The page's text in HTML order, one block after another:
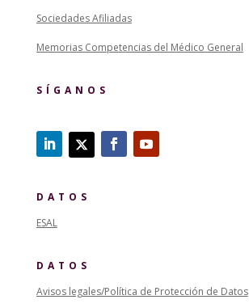
Sociedades Afiliadas
Memorias Competencias del Médico General
SÍGANOS
DATOS
ESAL
DATOS
Avisos legales/Política de Protección de Datos